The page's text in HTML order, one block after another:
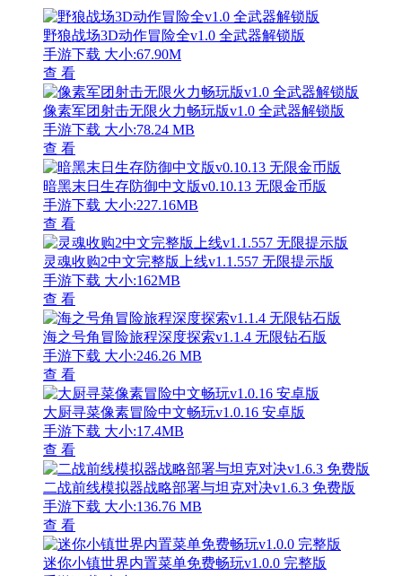
野狼战场3D动作冒险全v1.0 全武器解锁版
手游下载 大小:67.90M
查 看
像素军团射击无限火力畅玩版v1.0 全武器解锁版
手游下载 大小:78.24 MB
查 看
暗黑末日生存防御中文版v0.10.13 无限金币版
手游下载 大小:227.16MB
查 看
灵魂收购2中文完整版上线v1.1.557 无限提示版
手游下载 大小:162MB
查 看
海之号角冒险旅程深度探索v1.1.4 无限钻石版
手游下载 大小:246.26 MB
查 看
大厨寻菜像素冒险中文畅玩v1.0.16 安卓版
手游下载 大小:17.4MB
查 看
二战前线模拟器战略部署与坦克对决v1.6.3 免费版
手游下载 大小:136.76 MB
查 看
迷你小镇世界内置菜单免费畅玩v1.0.0 完整版